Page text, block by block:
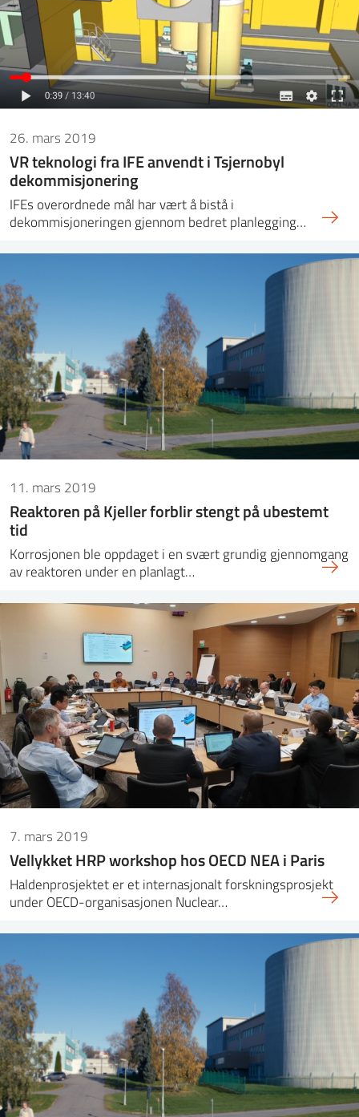
26. mars 2019
VR teknologi fra IFE anvendt i Tsjernobyl
dekommisjonering
IFEs overordnede mål har vært å bistå i
dekommisjoneringen gjennom bedret planlegging…
11. mars 2019
Reaktoren på Kjeller forblir stengt på ubestemt
tid
Korrosjonen ble oppdaget i en svært grundig gjennomgang
av reaktoren under en planlagt…
7. mars 2019
Vellykket HRP workshop hos OECD NEA i Paris
Haldenprosjektet er et internasjonalt forskningsprosjekt
under OECD-organisasjonen Nuclear…